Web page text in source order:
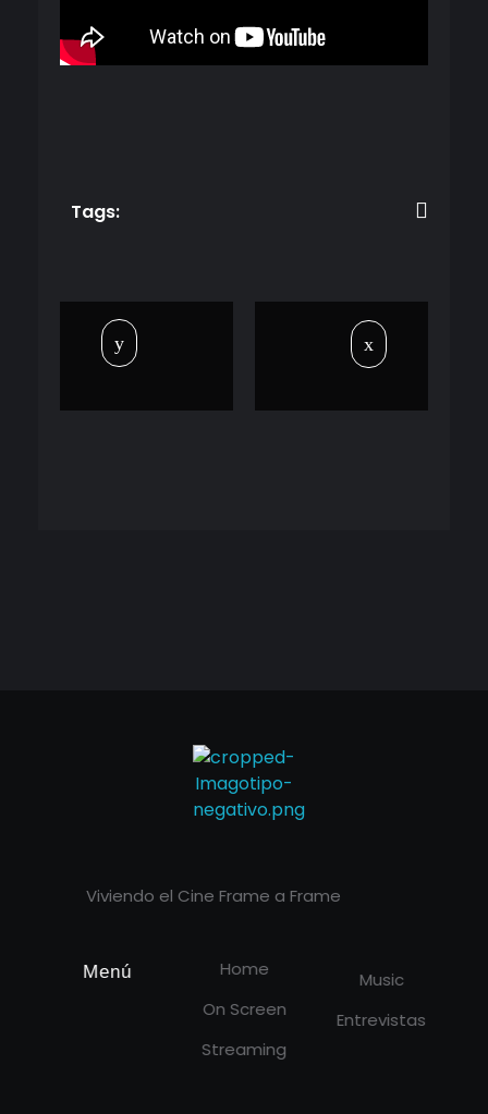
Tags:
Viviendo el Cine Frame a Frame
Menú
Home
On Screen
Streaming
Music
Entrevistas